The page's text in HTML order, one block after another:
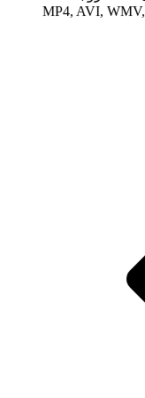
می توانید DvD خود را با فرمت هایی نظیر MP4, AVI, WMV,